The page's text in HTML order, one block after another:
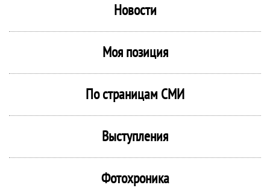
Новости
Моя позиция
По страницам СМИ
Выступления
Фотохроника